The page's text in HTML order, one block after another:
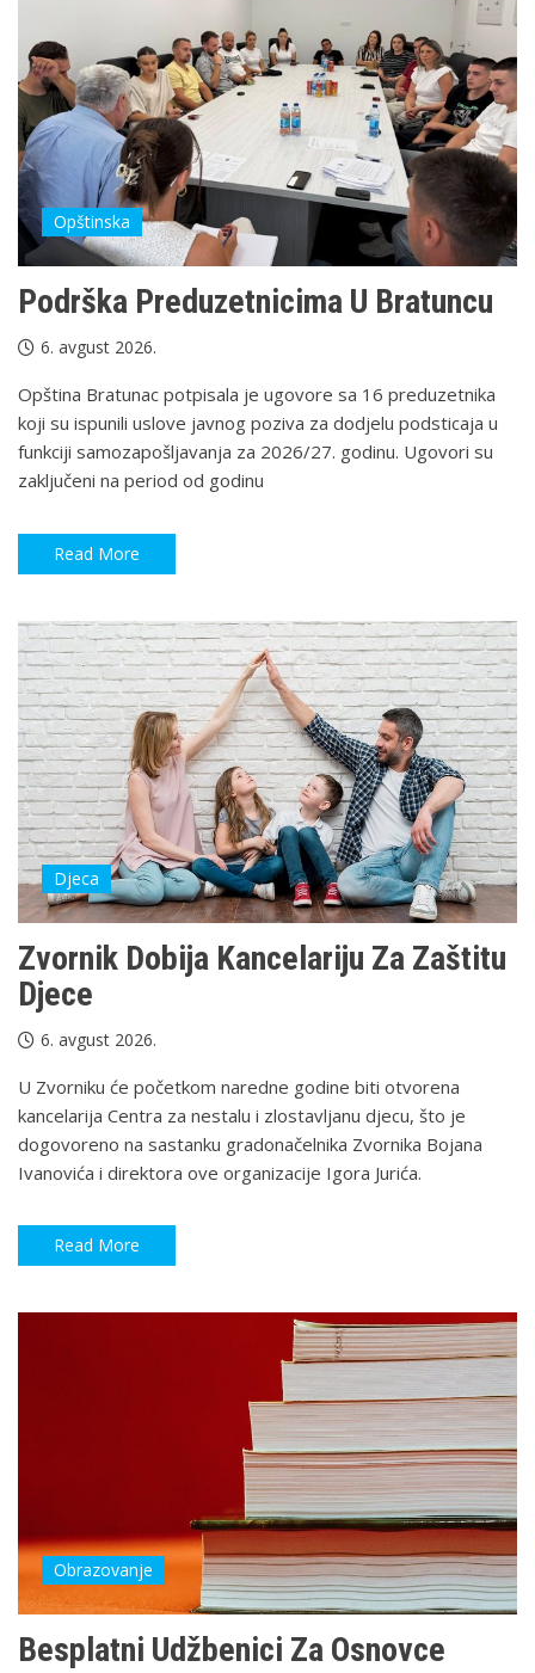
Opštinska
Podrška Preduzetnicima U Bratuncu
6. avgust 2026.
Opština Bratunac potpisala je ugovore sa 16 preduzetnika
koji su ispunili uslove javnog poziva za dodjelu podsticaja u
funkciji samozapošljavanja za 2026/27. godinu. Ugovori su
zaključeni na period od godinu
Read More
Djeca
Zvornik Dobija Kancelariju Za Zaštitu
Djece
6. avgust 2026.
U Zvorniku će početkom naredne godine biti otvorena
kancelarija Centra za nestalu i zlostavljanu djecu, što je
dogovoreno na sastanku gradonačelnika Zvornika Bojana
Ivanovića i direktora ove organizacije Igora Jurića.
Read More
Obrazovanje
Besplatni Udžbenici Za Osnovce